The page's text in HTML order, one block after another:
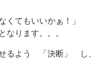
くてもいいかぁ！」
なります。。。
るよう 「決断」 し、